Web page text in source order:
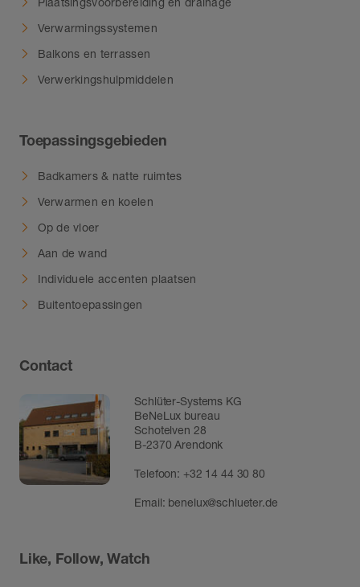
Verwarmingssystemen
Balkons en terrassen
Verwerkingshulpmiddelen
Toepassingsgebieden
Badkamers & natte ruimtes
Verwarmen en koelen
Op de vloer
Aan de wand
Individuele accenten plaatsen
Buitentoepassingen
Contact
Schlüter-Systems KG
BeNeLux bureau
Schotelven 28
B-2370 Arendonk
Telefoon: +32 14 44 30 80
Email: benelux@schlueter.de
Like, Follow, Watch